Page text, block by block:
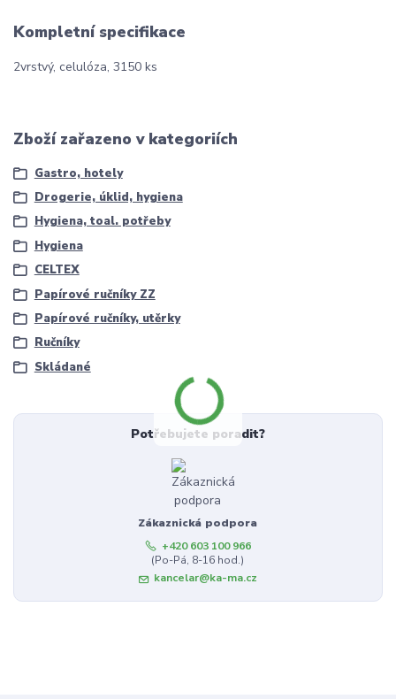
Kompletní specifikace
2vrstvý, celulóza, 3150 ks
Zboží zařazeno v kategoriích
Gastro, hotely
Drogerie, úklid, hygiena
Hygiena, toal. potřeby
Hygiena
CELTEX
Papírové ručníky ZZ
Papírové ručníky, utěrky
Ručníky
Skládané
Potřebujete poradit?
Zákaznická podpora
+420 603 100 966
(Po-Pá, 8-16 hod.)
kancelar@ka-ma.cz